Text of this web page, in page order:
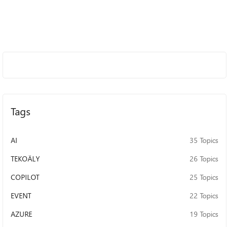
Tags
AI
35 Topics
TEKOÄLY
26 Topics
COPILOT
25 Topics
EVENT
22 Topics
AZURE
19 Topics